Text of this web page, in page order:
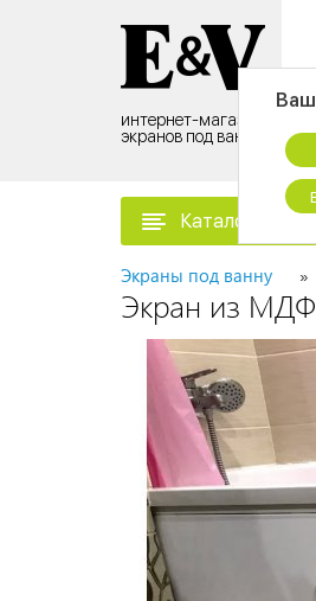
интернет-магазин
экранов под ванну
Каталог
Экраны под ванну
Экран из